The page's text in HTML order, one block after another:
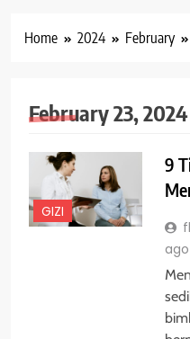
Home 2024 February
February 23, 2024
GIZI
9
ago